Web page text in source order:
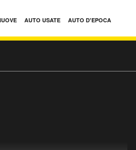
AUTO USATE AUTO D'EPOCA